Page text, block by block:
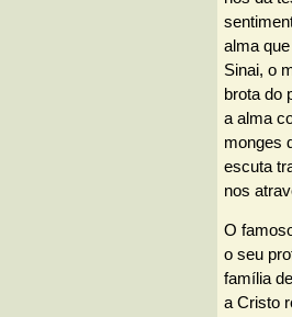
alma
Sinai, o
brota do
a alma
monges
escuta
nos
O
o seu
família
a Cristo